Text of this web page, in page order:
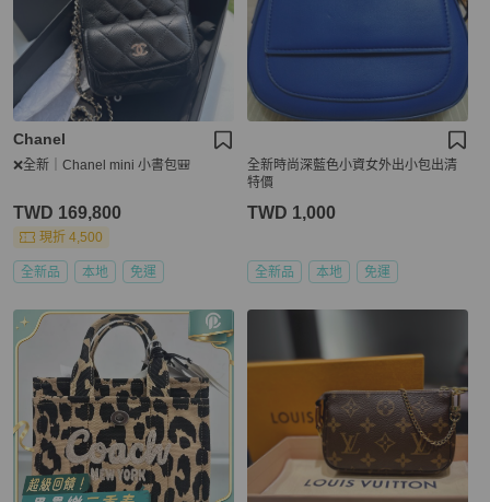
Chanel
❌全新｜Chanel mini 小書包🎒
TWD 169,800
現折 4,500
全新品 本地 免運
全新時尚深藍色小資女外出小包出清
特價
TWD 1,000
全新品 本地 免運